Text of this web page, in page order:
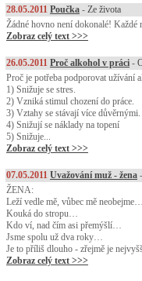
28.05.2011 Poučka - Ze života
Žádné hovno není dokonalé! Každé
Zobraz celý text >>>
26.05.2011 Proč alkohol v práci -
Proč je potřeba podporovat užívání
1) Snižuje se stres.
2) Vzniká stimul chození do práce.
3) Vztahy se stávají více důvěrnými.
4) Snižují se náklady na topení
5) Snižuje...
Zobraz celý text >>>
07.05.2011 Uvažování muž - žena
ŽENA:
Leží vedle mě, vůbec mě
Kouká do stropu…
Kdo ví, nad čím asi přemýšlí…
Jsme spolu už dva roky…
Je to příliš dlouho - zřejmě je
Zobraz celý text >>>